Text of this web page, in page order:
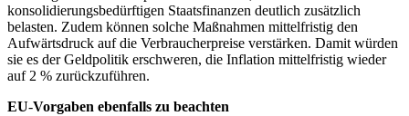
konsolidierungsbedürftigen Staatsfinanzen deutlich zusätzlich
belasten. Zudem können solche Maßnahmen mittelfristig den
Aufwärtsdruck auf die Verbraucherpreise verstärken. Damit würden
sie es der Geldpolitik erschweren, die Inflation mittelfristig wieder
auf 2 % zurückzuführen.
EU-Vorgaben ebenfalls zu beachten